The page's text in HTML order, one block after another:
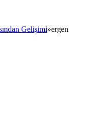
Gelişimi»ergen